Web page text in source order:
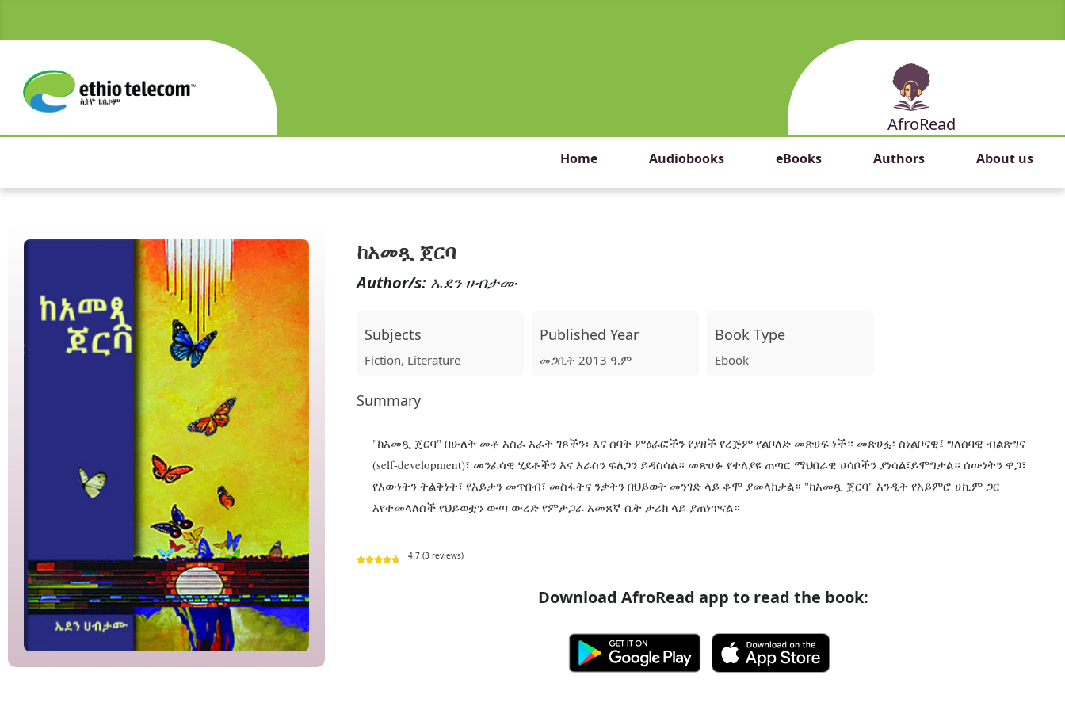
AfroRead
Home Audiobooks eBooks Authors About us
ከአመጿ ጀርባ
Author/s: ኤደን ሀብታሙ
Subjects
Fiction, Literature
Published Year
መጋቢት 2013 ዓ.ም
Book Type
Ebook
Summary
"ከአመጿ ጀርባ" በሁለት መቶ አስራ አራት ገጾችን፣ እና ሰባት ምዕራፎችን የያዘች የረጅም የልቦለድ መጽሀፍ ነች። መጽሀፏ፡ ስነልቦናዊ፤ ግለሰባዊ ብልጽግና
(self-development)፣ መንፈሳዊ ሂደቶችን እና እራስን ፍለጋን ይዳስሳል። መጽሀፉ የተለያዩ ጠጣር ማህበራዊ ሀሳቦችን ያነሳል፣ይሞግታል። ሰውነትን ዋጋ፣
የእውነትን ትልቅነት፣ የእይታን መጥበብ፣ መስፋትና ንቃትን በህይወት መንገድ ላይ ቆሞ ያመላክታል። "ከአመጿ ጀርባ" አንዲት የአይምሮ ሀኪም ጋር
እየተመላለሰች የህይወቷን ውጣ ውረድ የምታጋራ አመጸኛ ሴት ታሪክ ላይ ያጠነጥናል።
4.7 (3 reviews)
Download AfroRead app to read the book: